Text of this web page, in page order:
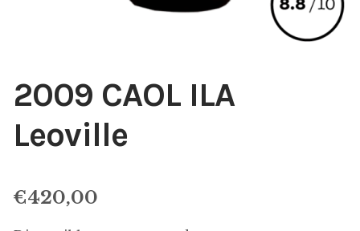
2009 CAOL ILA
Leoville
€420,00